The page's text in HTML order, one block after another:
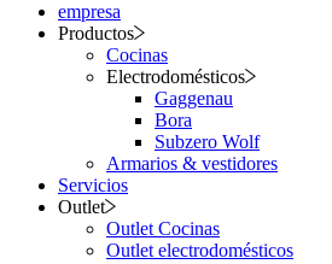
empresa
Productos
Cocinas
Electrodomésticos
Gaggenau
Bora
Subzero Wolf
Armarios & vestidores
Servicios
Outlet
Outlet Cocinas
Outlet electrodomésticos